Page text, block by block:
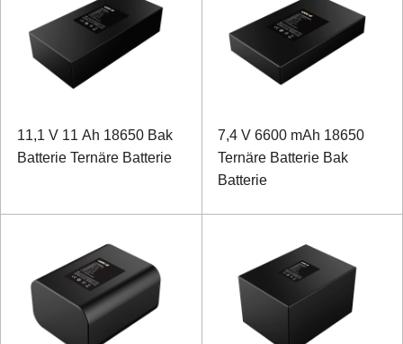
11,1 V 11 Ah 18650 Bak
Batterie Ternäre Batterie
7,4 V 6600 mAh 18650
Ternäre Batterie Bak
Batterie